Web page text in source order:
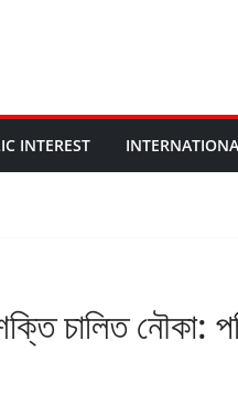
INTEREST
চালিত নৌকা: